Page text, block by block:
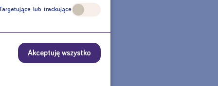
lub trackujące
Akceptuję wszystko